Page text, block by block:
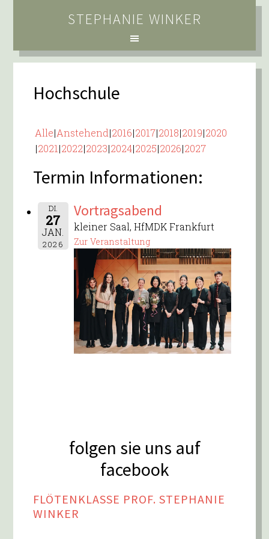
STEPHANIE WINKER
Hochschule
Alle Anstehend 2016 2017 2018 2019 2020
2021 2022 2023 2024 2025 2026 2027
Termin Informationen:
DI.
27
JAN.
2026
Vortragsabend
kleiner Saal, HfMDK Frankfurt
Zur Veranstaltung
folgen sie uns auf
facebook
FLÖTENKLASSE PROF. STEPHANIE
WINKER